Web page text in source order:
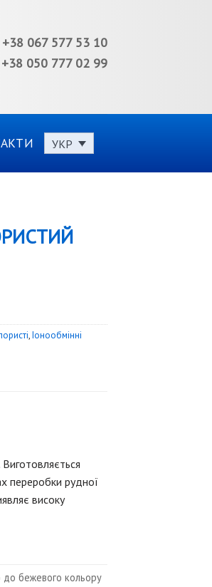
+38 067 577 53 10
+38 050 777 02 99
УКР
,Iонообмінні
Виготовляється
переробки рудної
високу
до бежевого кольору